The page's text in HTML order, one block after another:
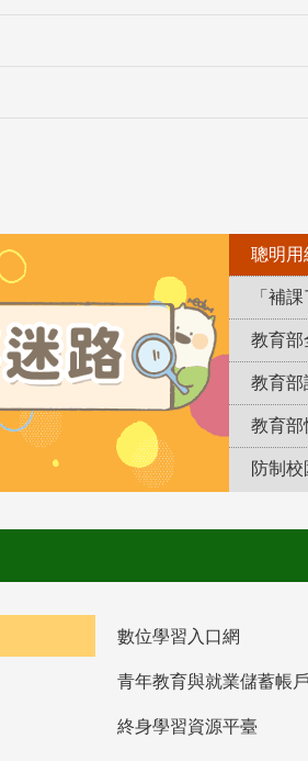
聰明用
教育部
教育部
教育部
數位學習入口網
青年教育與就業儲蓄帳戶
終身學習資源平臺